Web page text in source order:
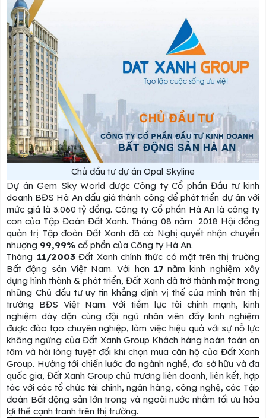
Chủ đầu tư dự án Opal Skyline
Dự án Gem Sky World được Công ty Cổ phần Đầu tư kinh
doanh BĐS Hà An đấu giá thành công để phát triển dự án với
mức giá là 3.060 tỷ đồng. Công ty Cổ phần Hà An là công ty
con của Tập Đoàn Đất Xanh. Tháng 08 năm 2018 Hội đồng
quản trị Tập đoàn Đất Xanh đã có Nghị quyết nhận chuyển
nhượng 99,99% cổ phần của Công ty Hà An.
Tháng 11/2003Đất Xanh chính thức có mặt trên thị trường
Bất động sản Việt Nam. Với hơn 17năm kinh nghiệm xây
dựng hình thành & phát triển, Đất Xanh đã trở thành một trong
những Chủ đầu tư uy tín khẳng định vị thế của mình trên thị
trường BĐS Việt Nam. Với tiềm lực tài chính mạnh, kinh
nghiệm dày dặn cùng đội ngũ nhân viên đầy kinh nghiệm
được đào tạo chuyên nghiệp, làm việc hiệu quả với sự nỗ lực
không ngừng của Đất Xanh Group Khách hàng hoàn toàn an
tâm và hài lòng tuyệt đối khi chọn mua căn hộ của Đất Xanh
Group. Hướng tới chiến lước đa ngành nghề, đa sở hữu và đa
quốc gia, Đất Xanh Group chủ trương liên doanh, liên kết, hợp
tác với các tổ chức tài chính, ngân hàng, công nghệ, các Tập
đoàn Bất động sản lớn trong và ngoài nước nhằm tối ưu hóa
lợi thế cạnh tranh trên thị trường.